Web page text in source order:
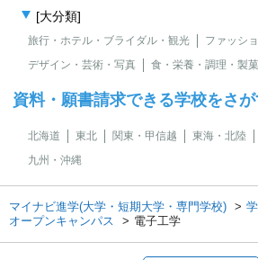
[大分類]
旅行・ホテル・ブライダル・観光
ファッシ
デザイン・芸術・写真
食・栄養・調理・製菓
資料・願書請求できる学校をさ
北海道 東北 関東・甲信越 東海・北陸
九州・沖縄
マイナビ進学(大学・短期大学・専門学校)
オープンキャンパス
電子工学